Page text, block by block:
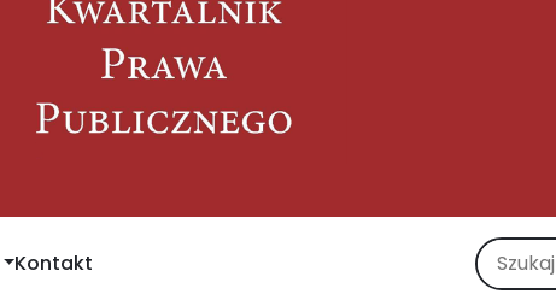
Kontakt